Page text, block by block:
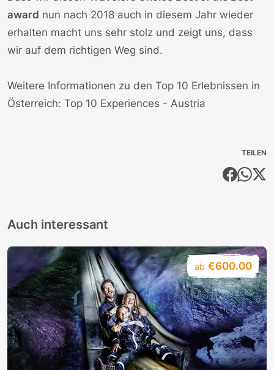
award nun nach 2018 auch in diesem Jahr wieder
erhalten macht uns sehr stolz und zeigt uns, dass
wir auf dem richtigen Weg sind.
Weitere Informationen zu den Top 10 Erlebnissen in
Österreich: Top 10 Experiences - Austria
TEILEN
Auch interessant
ab €600.00